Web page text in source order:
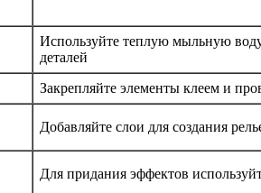
Используйте теплую мыльную
деталей
Закрепляйте элементы клеем и
Добавляйте слои для создания
Для придания эффектов